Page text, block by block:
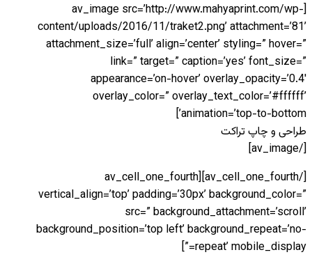
[av_image src=’http://www.mahyaprint.com/wp-
content/uploads/2016/11/traket2.png’ attachment=’81’
attachment_size=’full’ align=’center’ styling=” hover=”
link=” target=” caption=’yes’ font_size=”
appearance=’on-hover’ overlay_opacity=’0.4′
overlay_color=” overlay_text_color=’#ffffff’
animation=’top-to-bottom’]
طراحی و چاپ تراکت
[/av_image]
[/av_cell_one_fourth][av_cell_one_fourth
vertical_align=’top’ padding=’30px’ background_color=”
src=” background_attachment=’scroll’
background_position=’top left’ background_repeat=’no-
repeat’ mobile_display=”]